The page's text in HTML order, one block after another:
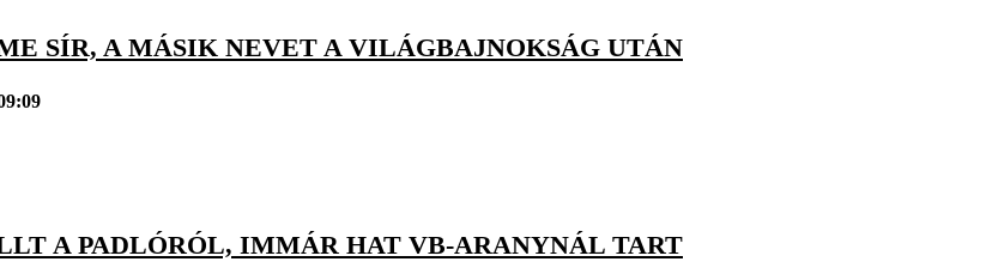
SÍR, A MÁSIK NEVET A VILÁGBAJNOKSÁG UTÁN
A PADLÓRÓL, IMMÁR HAT VB-ARANYNÁL TART